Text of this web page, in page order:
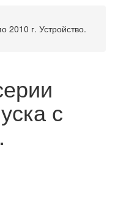
2010 г. Устройство.
с